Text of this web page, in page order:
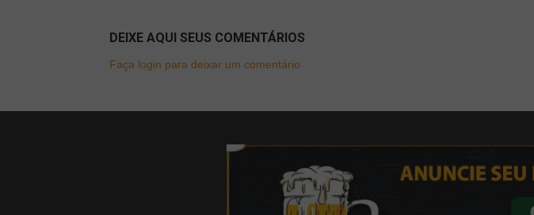
DEIXE AQUI SEUS COMENTÁRIOS
Faça login para deixar um comentário